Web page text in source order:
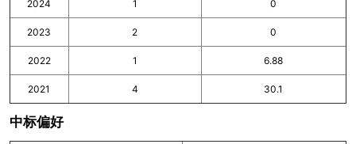
2024 1 0
2023 2 0
2022 1 6.88
2021 4 30.1
中标偏好